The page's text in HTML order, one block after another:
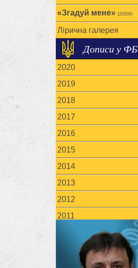
«Згадуй мене» (2006)
Лірична галерея
Дописи у ФБ
2020
2019
2018
2017
2016
2015
2014
2013
2012
2011